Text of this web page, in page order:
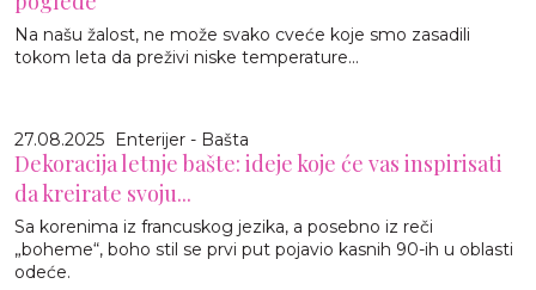
Na našu žalost, ne može svako cveće koje smo zasadili
tokom leta da preživi niske temperature...
27.08.2025 Enterijer - Bašta
Dekoracija letnje bašte: ideje koje će vas inspirisati
da kreirate svoju...
Sa korenima iz francuskog jezika, a posebno iz reči
„boheme“, boho stil se prvi put pojavio kasnih 90-ih u oblasti
odeće.